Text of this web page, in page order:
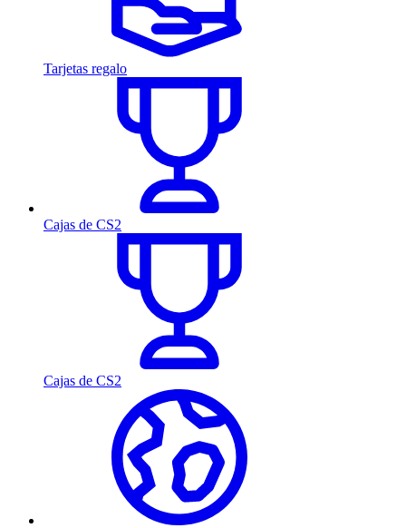
Tarjetas regalo
Cajas de CS2
Cajas de CS2